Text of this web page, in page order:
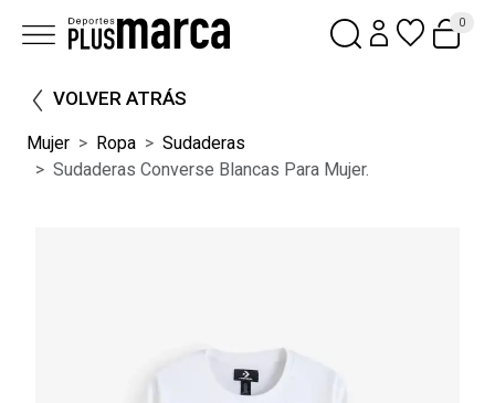
0
VOLVER ATRÁS
Mujer Ropa
Sudaderas
Sudaderas Converse Blancas Para Mujer.